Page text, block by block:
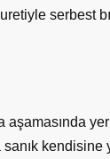
serbest
aşamasında